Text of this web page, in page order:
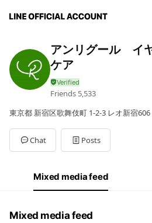
アンリグール イ
ケア
Friends 5,533
東京都 新宿区歌舞伎町 1-2-3 レオ新宿606
Chat Posts
Mixed media feed
Mixed media feed